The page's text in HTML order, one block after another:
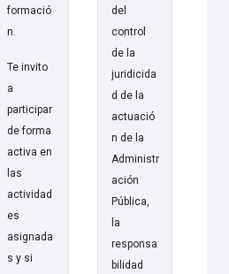
formació
n.
Te invito
a
participar
de forma
activa en
las
actividad
es
asignada
s y si
del
control
de la
juridicida
d de la
actuació
n de la
Administr
ación
Pública,
la
responsa
bilidad